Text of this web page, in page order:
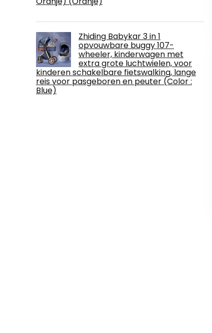
Zhiding Babykar 3 in 1
opvouwbare buggy 107-
wheeler, kinderwagen met
extra grote luchtwielen, voor
kinderen schakelbare fietswalking, lange
reis voor pasgeboren en peuter (Color :
Blue)